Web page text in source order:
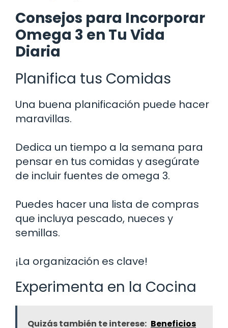
Consejos para Incorporar
Omega 3 en Tu Vida
Diaria
Planifica tus Comidas
Una buena planificación puede hacer
maravillas.
Dedica un tiempo a la semana para
pensar en tus comidas y asegúrate
de incluir fuentes de omega 3.
Puedes hacer una lista de compras
que incluya pescado, nueces y
semillas.
¡La organización es clave!
Experimenta en la Cocina
Quizás también te interese: Beneficios